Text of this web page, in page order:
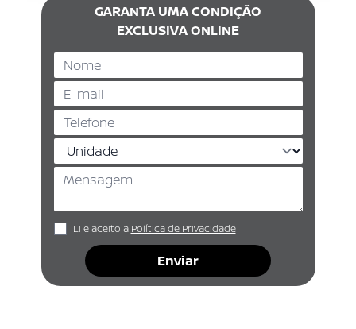
GARANTA UMA CONDIÇÃO
EXCLUSIVA ONLINE
Li e aceito a Política de Privacidade
Enviar